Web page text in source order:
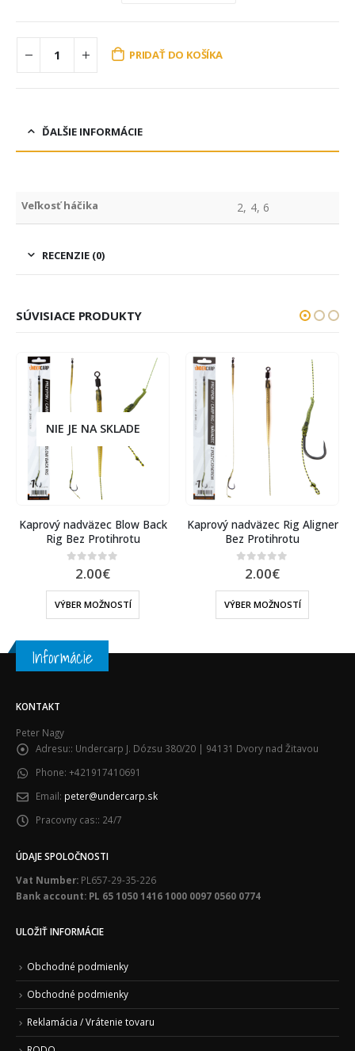
PRIDAŤ DO KOŠÍKA
ĎALŠIE INFORMÁCIE
Veľkosť háčika 2, 4, 6
RECENZIE (0)
SÚVISIACE PRODUKTY
NIE JE NA SKLADE
Kaprový nadväzec Blow Back
Rig Bez Protihrotu
out of 5
2.00€
VÝBER MOŽNOSTÍ
Kaprový nadväzec Rig Aligner
Bez Protihrotu
out of 5
2.00€
VÝBER MOŽNOSTÍ
Informácie
KONTAKT
Peter Nagy
Adresu:: Undercarp J. Dózsu 380/20 | 94131 Dvory nad Žitavou
Phone: +421917410691
Email: peter@undercarp.sk
Pracovny cas:: 24/7
ÚDAJE SPOLOČNOSTI
Vat Number: PL657-29-35-226
Bank account: PL 65 1050 1416 1000 0097 0560 0774
ULOŽIŤ INFORMÁCIE
Obchodné podmienky
Obchodné podmienky
Reklamácia / Vrátenie tovaru